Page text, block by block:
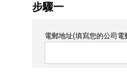
步驟一
電郵地址(填寫您的公司電